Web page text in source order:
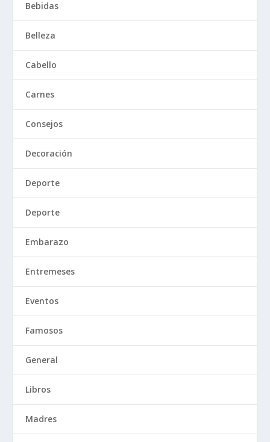
Bebidas
Belleza
Cabello
Carnes
Consejos
Decoración
Deporte
Deporte
Embarazo
Entremeses
Eventos
Famosos
General
Libros
Madres